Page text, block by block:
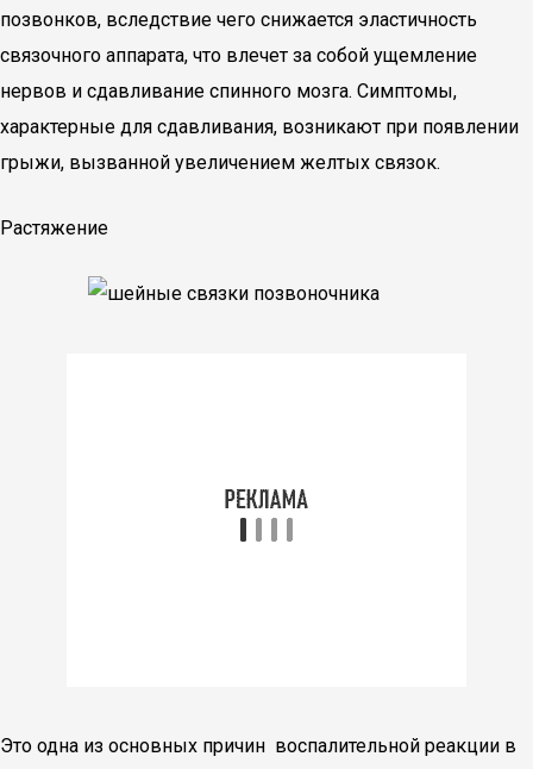
позвонков, вследствие чего снижается эластичность
связочного аппарата, что влечет за собой ущемление
нервов и сдавливание спинного мозга. Симптомы,
характерные для сдавливания, возникают при появлении
грыжи, вызванной увеличением желтых связок.
Растяжение
Это одна из основных причин воспалительной реакции в